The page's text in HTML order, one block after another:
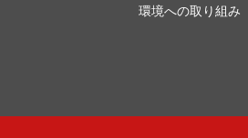
環境への取り組み